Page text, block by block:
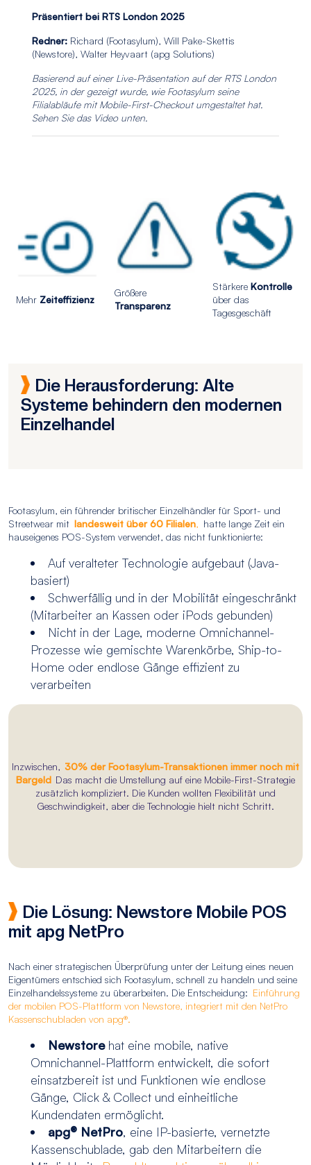
Präsentiert bei RTS London 2025
Redner:Richard (Footasylum), Will Pake-Skettis
(Newstore), Walter Heyvaart (apg Solutions)
Basierend auf einer Live-Präsentation auf der RTS London
2025, in der gezeigt wurde, wie Footasylum seine
Filialabläufe mit Mobile-First-Checkout umgestaltet hat.
Sehen Sie das Video unten.
Mehr Zeiteffizienz
Größere
Transparenz
Stärkere Kontrolle
über das
Tagesgeschäft
Die Herausforderung: Alte
Systeme behindern den modernen
Einzelhandel
Footasylum, ein führender britischer Einzelhändler für Sport- und
Streetwear mit landesweit über 60 Filialen, hatte lange Zeit ein
hauseigenes POS-System verwendet, das nicht funktionierte:
Auf veralteter Technologie aufgebaut (Java-
basiert)
Schwerfällig und in der Mobilität eingeschränkt
(Mitarbeiter an Kassen oder iPods gebunden)
Nicht in der Lage, moderne Omnichannel-
Prozesse wie gemischte Warenkörbe, Ship-to-
Home oder endlose Gänge effizient zu
verarbeiten
Inzwischen, 30% der Footasylum-Transaktionen immer noch mit
Bargeld Das macht die Umstellung auf eine Mobile-First-Strategie
zusätzlich kompliziert. Die Kunden wollten Flexibilität und
Geschwindigkeit, aber die Technologie hielt nicht Schritt.
Die Lösung: Newstore Mobile POS
mit apg NetPro
Nach einer strategischen Überprüfung unter der Leitung eines neuen
Eigentümers entschied sich Footasylum, schnell zu handeln und seine
Einzelhandelssysteme zu überarbeiten. Die Entscheidung: Einführung
der mobilen POS-Plattform von Newstore, integriert mit den NetPro
Kassenschubladen von apg®.
Newstorehat eine mobile, native
Omnichannel-Plattform entwickelt, die sofort
einsatzbereit ist und Funktionen wie endlose
Gänge, Click & Collect und einheitliche
Kundendaten ermöglicht.
apg® NetPro, eine IP-basierte, vernetzte
Kassenschublade, gab den Mitarbeitern die